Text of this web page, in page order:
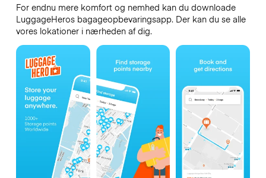
For endnu mere komfort og nemhed kan du downloade
LuggageHeros bagageopbevaringsapp. Der kan du se alle
vores lokationer i nærheden af dig.